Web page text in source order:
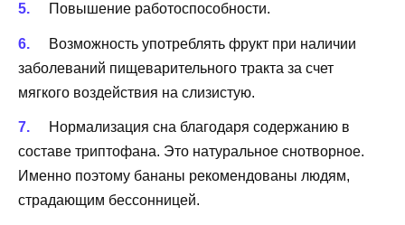
Повышение работоспособности.
Возможность употреблять фрукт при наличии
заболеваний пищеварительного тракта за счет
мягкого воздействия на слизистую.
Нормализация сна благодаря содержанию в
составе триптофана. Это натуральное снотворное.
Именно поэтому бананы рекомендованы людям,
страдающим бессонницей.